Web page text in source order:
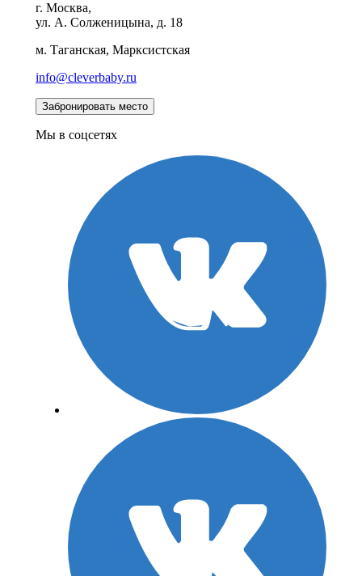
г. Москва,
ул. А. Солженицына, д. 18
м. Таганская, Марксистская
info@cleverbaby.ru
Мы в соцсетях